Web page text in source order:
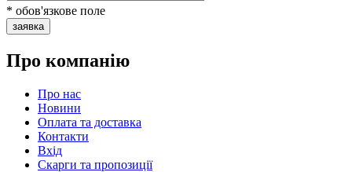
* обов'язкове поле
заявка
Про компанію
Про нас
Новини
Оплата та доставка
Контакти
Вхiд
Скарги та пропозиції